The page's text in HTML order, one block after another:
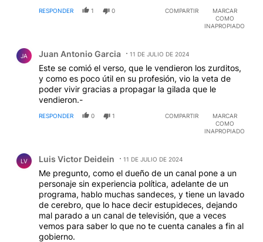
RESPONDER 1 0 COMPARTIR
MARCAR
COMO
INAPROPIADO
JA Juan Antonio Garcia 11 DE JULIO DE 2024
Este se comió el verso, que le vendieron los zurditos,
y como es poco útil en su profesión, vio la veta de
poder vivir gracias a propagar la gilada que le
vendieron.-
RESPONDER 0 1 COMPARTIR
MARCAR
COMO
INAPROPIADO
LV Luis Victor Deidein 11 DE JULIO DE 2024
Me pregunto, como el dueño de un canal pone a un
personaje sin experiencia política, adelante de un
programa, hablo muchas sandeces, y tiene un lavado
de cerebro, que lo hace decir estupideces, dejando
mal parado a un canal de televisión, que a veces
vemos para saber lo que no te cuenta canales a fin al
gobierno.